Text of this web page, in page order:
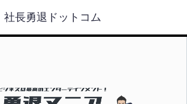
社長勇退ドットコム